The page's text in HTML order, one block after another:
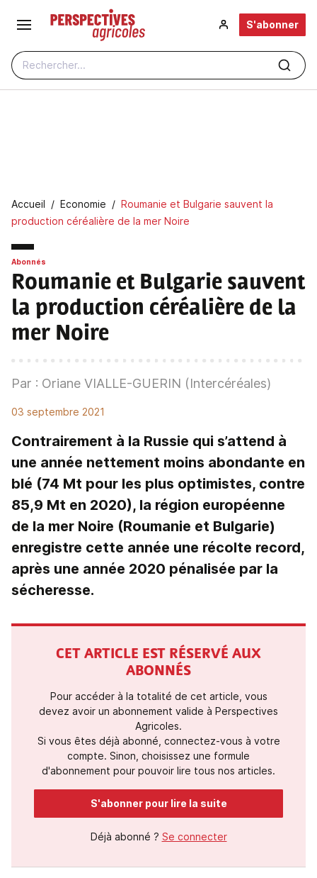
Aller au contenu principal
Rechercher...
S'abonner
Fil d'Ariane
Accueil Economie
Roumanie et Bulgarie sauvent la
production céréalière de la mer Noire
Abonnés
Roumanie et Bulgarie sauvent
la production céréalière de la
mer Noire
Par : Oriane VIALLE-GUERIN (Intercéréales)
03 septembre 2021
Contrairement à la Russie qui s’attend à
une année nettement moins abondante en
blé (74 Mt pour les plus optimistes, contre
85,9 Mt en 2020), la région européenne
de la mer Noire (Roumanie et Bulgarie)
enregistre cette année une récolte record,
après une année 2020 pénalisée par la
sécheresse.
CET ARTICLE EST RÉSERVÉ AUX
ABONNÉS
Pour accéder à la totalité de cet article, vous
devez avoir un abonnement valide à Perspectives
Agricoles.
Si vous êtes déjà abonné, connectez-vous à votre
compte. Sinon, choisissez une formule
d'abonnement pour pouvoir lire tous nos articles.
S'abonner pour lire la suite
Déjà abonné ? Se connecter